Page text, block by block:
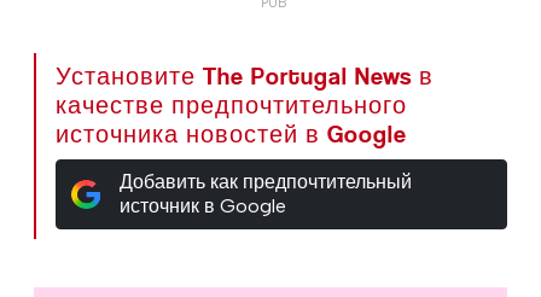
Установите The Portugal News в
качестве предпочтительного
источника новостей в Google
Добавить как предпочтительный
источник в Google